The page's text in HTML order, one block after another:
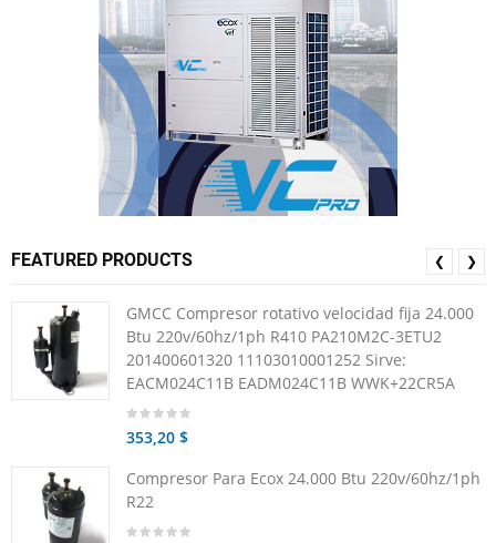
FEATURED PRODUCTS
GMCC Compresor rotativo velocidad fija 24.000
Btu 220v/60hz/1ph R410 PA210M2C-3ETU2
201400601320 11103010001252 Sirve:
EACM024C11B EADM024C11B WWK+22CR5A
353,20 $
Compresor Para Ecox 24.000 Btu 220v/60hz/1ph
R22
❮ ❯